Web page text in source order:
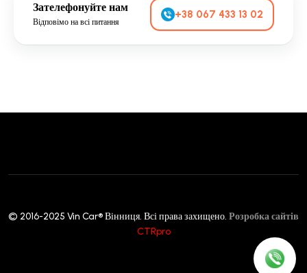
Зателефонуйте нам
Відповімо на всі питання
+38 067 433 13 02
© 2016-2025 Vin Car® Вінниця. Всі права захищено. Розробка сайтів
CTRpro